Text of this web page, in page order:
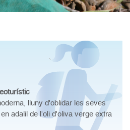
lluny d'oblidar les seves
adalil de l'oli d'oliva verge extra